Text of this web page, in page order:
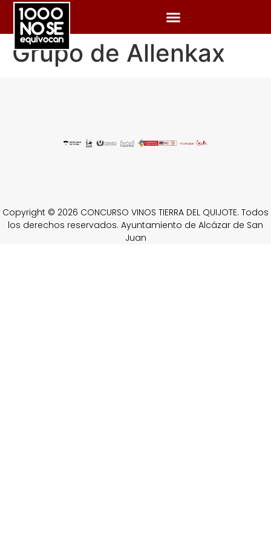
Grupo de Allenkax
Copyright © 2026 CONCURSO VINOS TIERRA DEL QUIJOTE. Todos
los derechos reservados. Ayuntamiento de Alcázar de San
Juan